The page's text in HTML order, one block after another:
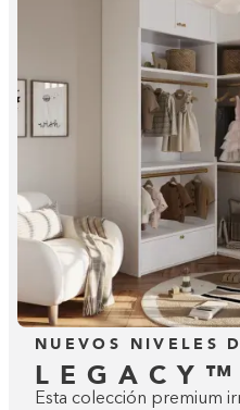
NUEVOS NIVELES
LEGACY™
Esta colección premium